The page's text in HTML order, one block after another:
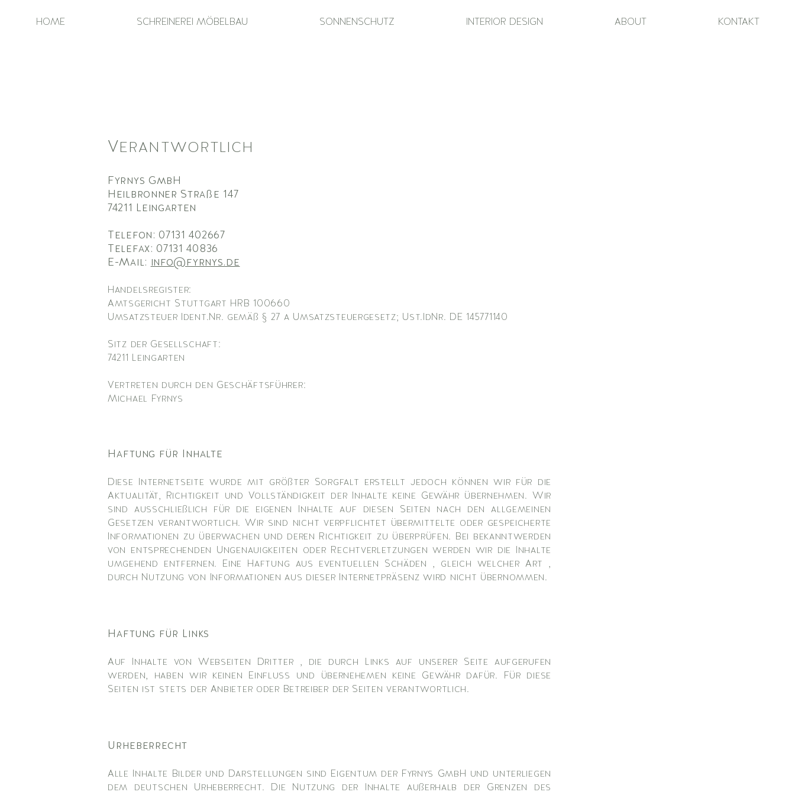
HOME SCHREINEREI MÖBELBAU SONNENSCHUTZ INTERIOR DESIGN ABOUT KONTAKT
Verantwortlich
Fyrnys GmbH
Heilbronner Straße 147
74211 Leingarten
Telefon: 07131 402667
Telefax: 07131 40836
E-Mail: info@fyrnys.de
Handelsregister:
Amtsgericht Stuttgart HRB 100660
Umsatzsteuer Ident.Nr. gemäß § 27 a Umsatzsteuergesetz; Ust.IdNr. DE 145771140
Sitz der Gesellschaft:
74211 Leingarten
Vertreten durch den Geschäftsführer:
Michael Fyrnys
Haftung für Inhalte
Diese Internetseite wurde mit größter Sorgfalt erstellt jedoch können wir für die
Aktualität, Richtigkeit und Vollständigkeit der Inhalte keine Gewähr übernehmen. Wir
sind ausschließlich für die eigenen Inhalte auf diesen Seiten nach den allgemeinen
Gesetzen verantwortlich. Wir sind nicht verpflichtet übermittelte oder gespeicherte
Informationen zu überwachen und deren Richtigkeit zu überprüfen. Bei bekanntwerden
von entsprechenden Ungenauigkeiten oder Rechtverletzungen werden wir die Inhalte
umgehend entfernen. Eine Haftung aus eventuellen Schäden , gleich welcher Art ,
durch Nutzung von Informationen aus dieser Internetpräsenz wird nicht übernommen.
Haftung für Links
Auf Inhalte von Webseiten Dritter , die durch Links auf unserer Seite aufgerufen
werden, haben wir keinen Einfluss und übernehemen keine Gewähr dafür. Für diese
Seiten ist stets der Anbieter oder Betreiber der Seiten verantwortlich.
Urheberrecht
Alle Inhalte Bilder und Darstellungen sind Eigentum der Fyrnys GmbH und unterliegen
dem deutschen Urheberrecht. Die Nutzung der Inhalte außerhalb der Grenzen des